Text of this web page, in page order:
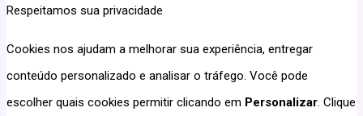
Respeitamos sua privacidade
Cookies nos ajudam a melhorar sua experiência, entregar
conteúdo personalizado e analisar o tráfego. Você pode
escolher quais cookies permitir clicando em Personalizar. Clique